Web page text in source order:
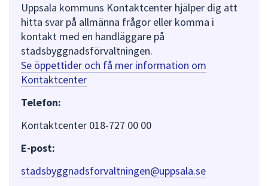
Uppsala kommuns Kontaktcenter hjälper dig att
hitta svar på allmänna frågor eller komma i
kontakt med en handläggare på
stadsbyggnadsförvaltningen.
Se öppettider och få mer information om
Kontaktcenter
Telefon:
Kontaktcenter 018-727 00 00
E-post:
stadsbyggnadsforvaltningen@uppsala.se